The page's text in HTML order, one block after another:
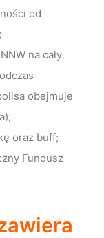
od
na cały
obejmuje
oraz buff;
Fundusz